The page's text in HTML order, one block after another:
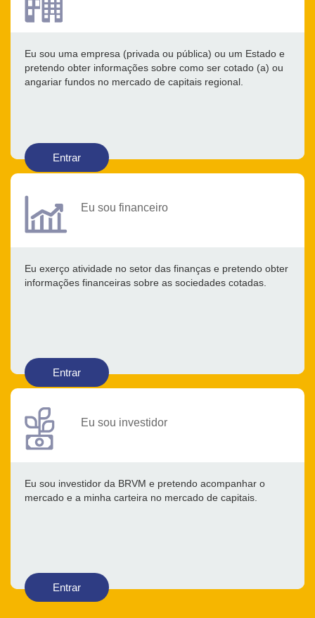
Eu sou uma empresa (privada ou pública) ou um Estado e
pretendo obter informações sobre como ser cotado (a) ou
angariar fundos no mercado de capitais regional.
Entrar
Eu sou financeiro
Eu exerço atividade no setor das finanças e pretendo obter
informações financeiras sobre as sociedades cotadas.
Entrar
Eu sou investidor
Eu sou investidor da BRVM e pretendo acompanhar o
mercado e a minha carteira no mercado de capitais.
Entrar